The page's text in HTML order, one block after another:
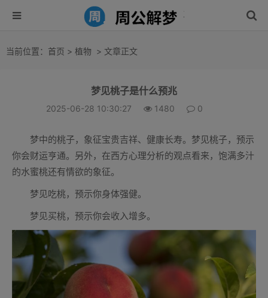
当前位置： 首页 > 植物 > 文章正文
梦见桃子是什么预兆
2025-06-28 10:30:27 1480 0
梦中的桃子，象征宝贵吉祥、健康长寿。梦见桃子，预示
你会财运亨通。另外，在西方心理分析的观点看来，饱满多汁
的水蜜桃还有情欲的象征。
梦见吃桃，预示你身体强健。
梦见买桃，预示你会收入增多。